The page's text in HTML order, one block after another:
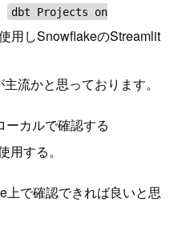
dbt Projects on
用しSnowflakeのStreamlit
流かと思っております。
ーカルで確認する
する。
で確認できれば良いと思